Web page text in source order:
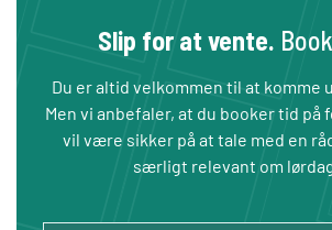
uddannet i VELFAC produkter, der
og vinduer.
Tag gerne tegninger eller fotos med
projekt og få håndværkerens input til
Slip for at vente.
Du er altid velkommen til at komme
Men vi anbefaler, at du booker tid på
vil være sikker på at tale med en
særligt relevant om